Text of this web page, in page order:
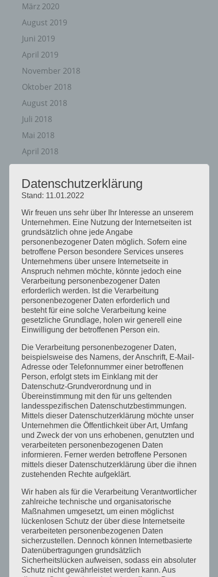
März 2020
August 2019
Juni 2019
April 2019
November 2018
Oktober 2018
August 2018
Juli 2018
Mai 2018
April 2018
August 2017
Juli 2017
Juni 2017
August 2016
Juli 2016
November 2015
September 2015
August 2015
Juli 2015
Mai 2015
April 2015
August 2014
Juli 2014
Juni 2014
Januar 2014
August 2013
Juli 2013
Juni 2013
Mai 2013
April 2013
März 2013
August 2012
Juli 2012
Juni 2012
April 2012
Februar 2012
Datenschutzerklärung
Stand: 11.01.2022
Wir freuen uns sehr über Ihr Interesse an unserem
Unternehmen. Eine Nutzung der Internetseiten ist
grundsätzlich ohne jede Angabe
personenbezogener Daten möglich. Sofern eine
betroffene Person besondere Services unseres
Unternehmens über unsere Internetseite in
Anspruch nehmen möchte, könnte jedoch eine
Verarbeitung personenbezogener Daten
erforderlich werden. Ist die Verarbeitung
personenbezogener Daten erforderlich und
besteht für eine solche Verarbeitung keine
gesetzliche Grundlage, holen wir generell eine
Einwilligung der betroffenen Person ein.
Die Verarbeitung personenbezogener Daten,
beispielsweise des Namens, der Anschrift, E-Mail-
Adresse oder Telefonnummer einer betroffenen
Person, erfolgt stets im Einklang mit der
Datenschutz-Grundverordnung und in
Übereinstimmung mit den für uns geltenden
landesspezifischen Datenschutzbestimmungen.
Mittels dieser Datenschutzerklärung möchte unser
Unternehmen die Öffentlichkeit über Art, Umfang
und Zweck der von uns erhobenen, genutzten und
verarbeiteten personenbezogenen Daten
informieren. Ferner werden betroffene Personen
mittels dieser Datenschutzerklärung über die ihnen
zustehenden Rechte aufgeklärt.
Wir haben als für die Verarbeitung Verantwortlicher
zahlreiche technische und organisatorische
Maßnahmen umgesetzt, um einen möglichst
lückenlosen Schutz der über diese Internetseite
verarbeiteten personenbezogenen Daten
sicherzustellen. Dennoch können Internetbasierte
Datenübertragungen grundsätzlich
Sicherheitslücken aufweisen, sodass ein absoluter
Schutz nicht gewährleistet werden kann. Aus